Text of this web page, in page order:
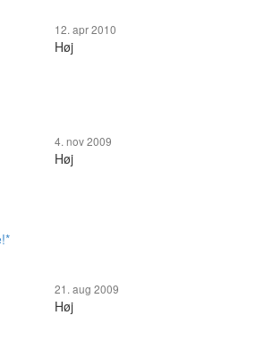
12. apr 2010
Høj
4. nov 2009
Høj
21. aug 2009
Høj